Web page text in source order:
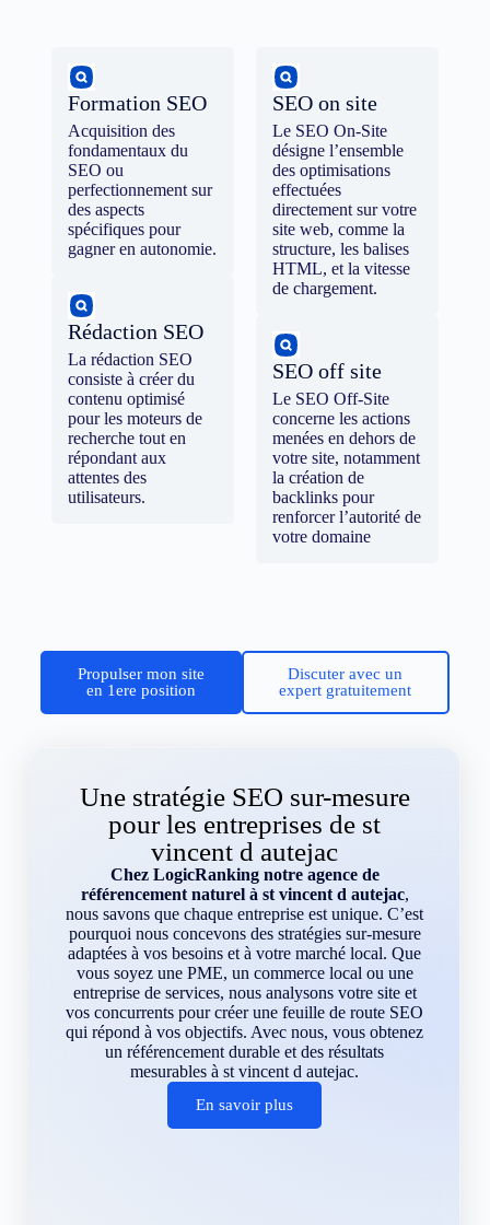
Formation SEO
Acquisition des
fondamentaux du
SEO ou
perfectionnement sur
des aspects
spécifiques pour
gagner en autonomie.
Rédaction SEO
La rédaction SEO
consiste à créer du
contenu optimisé
pour les moteurs de
recherche tout en
répondant aux
attentes des
utilisateurs.
SEO on site
Le SEO On-Site
désigne l’ensemble
des optimisations
effectuées
directement sur votre
site web, comme la
structure, les balises
HTML, et la vitesse
de chargement.
SEO off site
Le SEO Off-Site
concerne les actions
menées en dehors de
votre site, notamment
la création de
backlinks pour
renforcer l’autorité de
votre domaine
Propulser mon site
en 1ere position
Discuter avec un
expert gratuitement
Une stratégie SEO sur-mesure
pour les entreprises de st
vincent d autejac
Chez LogicRanking notre agence de
référencement naturel à st vincent d autejac,
nous savons que chaque entreprise est unique. C’est
pourquoi nous concevons des stratégies sur-mesure
adaptées à vos besoins et à votre marché local. Que
vous soyez une PME, un commerce local ou une
entreprise de services, nous analysons votre site et
vos concurrents pour créer une feuille de route SEO
qui répond à vos objectifs. Avec nous, vous obtenez
un référencement durable et des résultats
mesurables à st vincent d autejac.
En savoir plus